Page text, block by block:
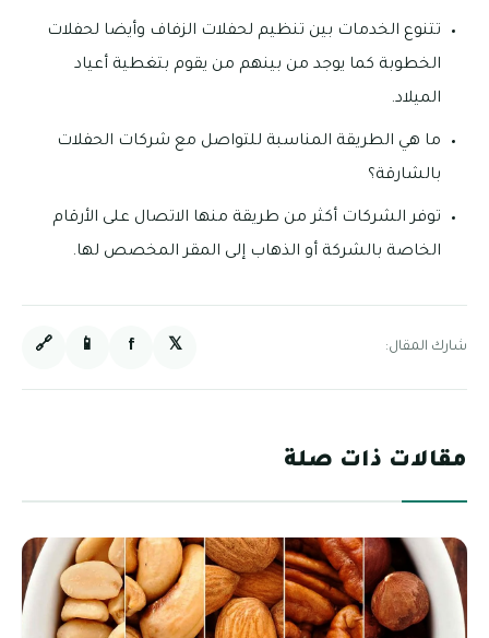
تتنوع الخدمات بين تنظيم لحفلات الزفاف وأيضا لحفلات
الخطوبة كما يوجد من بينهم من يقوم بتغطية أعياد
الميلاد.
ما هي الطريقة المناسبة للتواصل مع شركات الحفلات
بالشارقة؟
توفر الشركات أكثر من طريقة منها الاتصال على الأرقام
الخاصة بالشركة أو الذهاب إلى المقر المخصص لها.
شارك المقال: 𝕏
f
📱
🔗
مقالات ذات صلة